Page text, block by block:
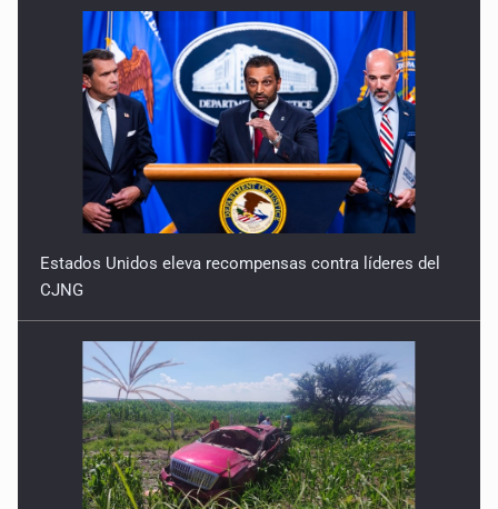
7 de Julio de 2026
Estados Unidos eleva recompensas contra líderes del
CJNG